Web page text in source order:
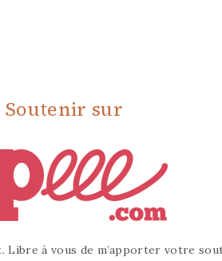
Soutenir sur
Libre à vous de m’apporter votre